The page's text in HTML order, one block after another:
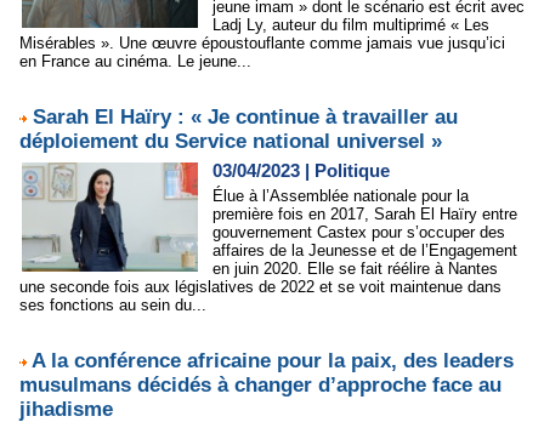
jeune imam » dont le scénario est écrit avec
Ladj Ly, auteur du film multiprimé « Les
Misérables ». Une œuvre époustouflante comme jamais vue jusqu’ici
en France au cinéma. Le jeune...
Sarah El Haïry : « Je continue à travailler au
déploiement du Service national universel »
03/04/2023 | Politique
Élue à l’Assemblée nationale pour la
première fois en 2017, Sarah El Haïry entre
gouvernement Castex pour s’occuper des
affaires de la Jeunesse et de l’Engagement
en juin 2020. Elle se fait réélire à Nantes
une seconde fois aux législatives de 2022 et se voit maintenue dans
ses fonctions au sein du...
A la conférence africaine pour la paix, des leaders
musulmans décidés à changer d’approche face au
jihadisme